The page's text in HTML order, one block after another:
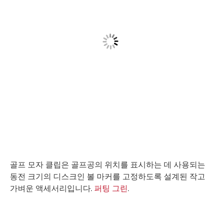
골프 모자 클립은 골프공의 위치를 표시하는 데 사용되는
동전 크기의 디스크인 볼 마커를 고정하도록 설계된 작고
가벼운 액세서리입니다. 퍼팅 그린.